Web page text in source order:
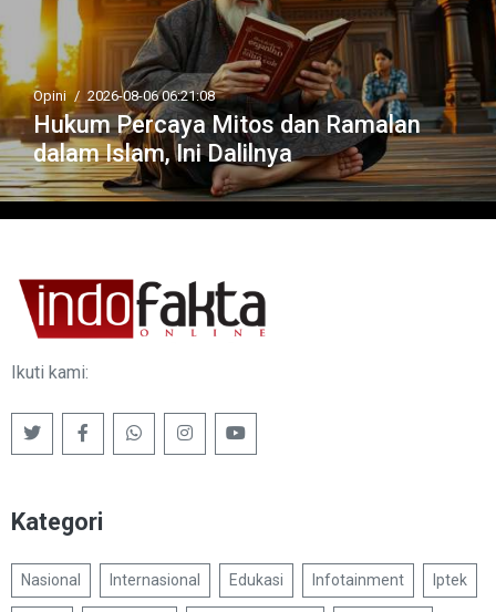
Opini / 2026-08-06 06:21:08
Hukum Percaya Mitos dan Ramalan
dalam Islam, Ini Dalilnya
Ikuti kami:
Kategori
Nasional Internasional Edukasi Infotainment Iptek